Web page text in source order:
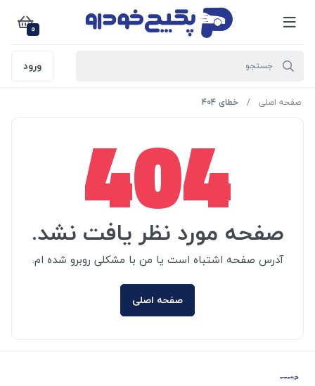
0
ورود
صفحه اصلی خطای 404
404
صفحه مورد نظر یافت نشد.
آدرس صفحه اشتباه است یا من با مشکلی روبرو شده ام.
صفحه اصلی